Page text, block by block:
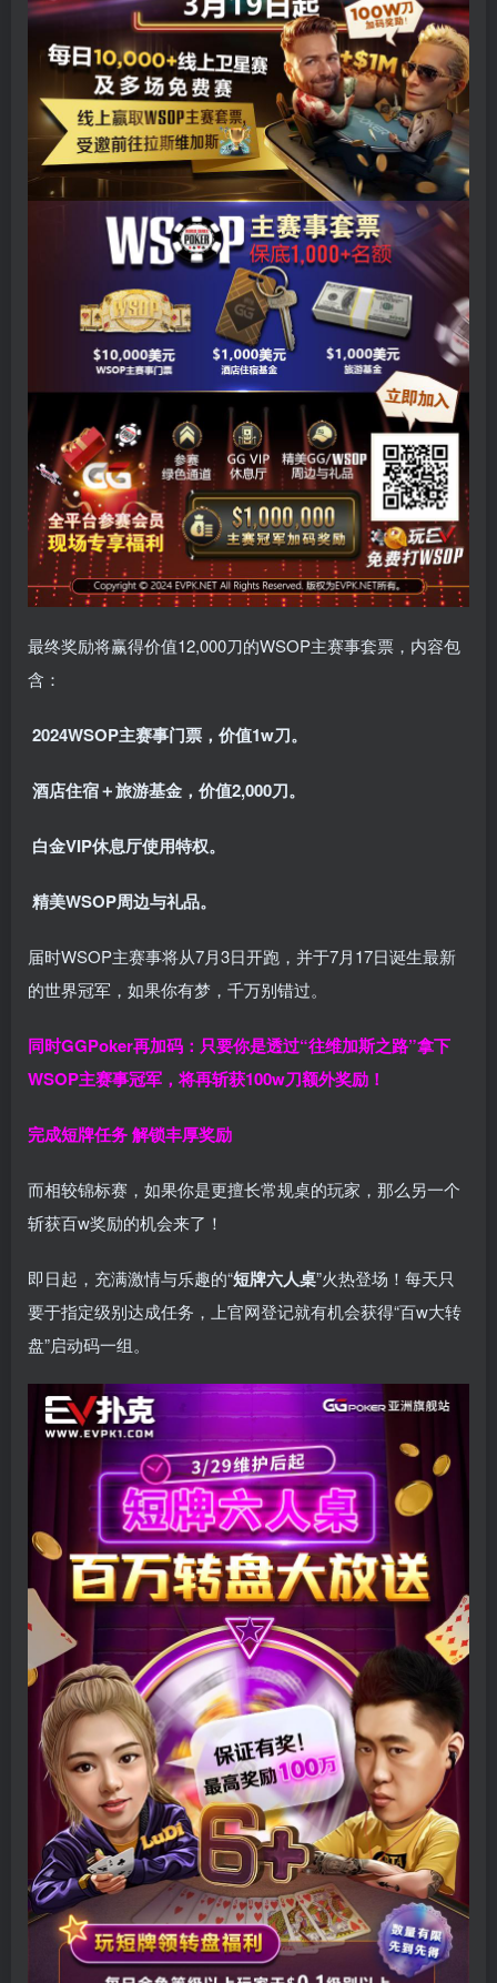
最终奖励将赢得价值12,000刀的WSOP主赛事套票，内容包
含：
2024WSOP主赛事门票，价值1w刀。
酒店住宿＋旅游基金，价值2,000刀。
白金VIP休息厅使用特权。
精美WSOP周边与礼品。
届时WSOP主赛事将从7月3日开跑，并于7月17日诞生最新
的世界冠军，如果你有梦，千万别错过。
同时GGPoker再加码：只要你是透过“往维加斯之路”拿下
WSOP主赛事冠军，将再斩获100w刀额外奖励！
完成短牌任务 解锁丰厚奖励
而相较锦标赛，如果你是更擅长常规桌的玩家，那么另一个
斩获百w奖励的机会来了！
即日起，充满激情与乐趣的“短牌六人桌”火热登场！每天只
要于指定级别达成任务，上官网登记就有机会获得“百w大转
盘”启动码一组。